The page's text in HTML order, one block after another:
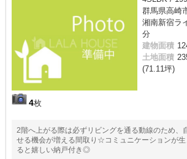
4枚
群馬県高崎
湘南新宿ラ
分
建物面積
土地面積
(71.11坪)
2階へ上がる際は必ずリビングを通る動線のため、
せる機会が増える間取り☆コミュニケーションが生
ると嬉しい納戸付き◎